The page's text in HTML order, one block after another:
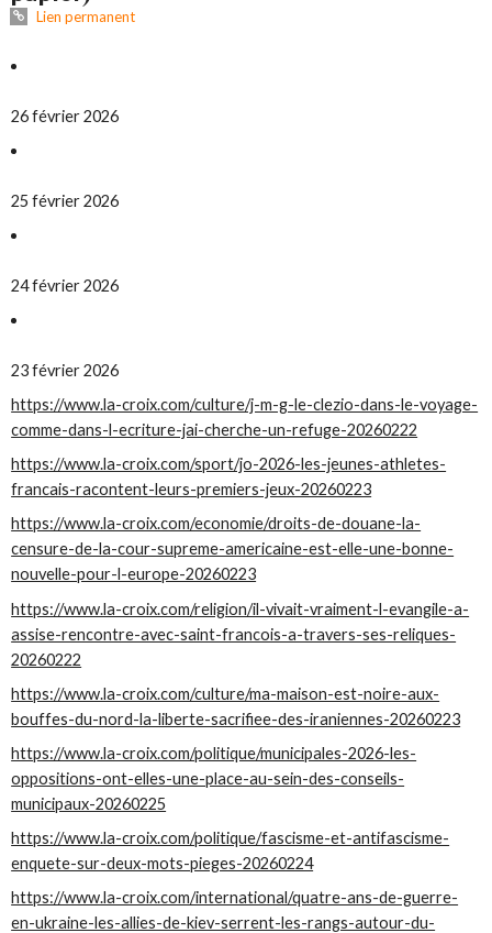
Lien permanent
26 février 2026
25 février 2026
24 février 2026
23 février 2026
https://www.la-croix.com/culture/j-m-g-le-clezio-dans-le-voyage-
comme-dans-l-ecriture-jai-cherche-un-refuge-20260222
https://www.la-croix.com/sport/jo-2026-les-jeunes-athletes-
francais-racontent-leurs-premiers-jeux-20260223
https://www.la-croix.com/economie/droits-de-douane-la-
censure-de-la-cour-supreme-americaine-est-elle-une-bonne-
nouvelle-pour-l-europe-20260223
https://www.la-croix.com/religion/il-vivait-vraiment-l-evangile-a-
assise-rencontre-avec-saint-francois-a-travers-ses-reliques-
20260222
https://www.la-croix.com/culture/ma-maison-est-noire-aux-
bouffes-du-nord-la-liberte-sacrifiee-des-iraniennes-20260223
https://www.la-croix.com/politique/municipales-2026-les-
oppositions-ont-elles-une-place-au-sein-des-conseils-
municipaux-20260225
https://www.la-croix.com/politique/fascisme-et-antifascisme-
enquete-sur-deux-mots-pieges-20260224
https://www.la-croix.com/international/quatre-ans-de-guerre-
en-ukraine-les-allies-de-kiev-serrent-les-rangs-autour-du-